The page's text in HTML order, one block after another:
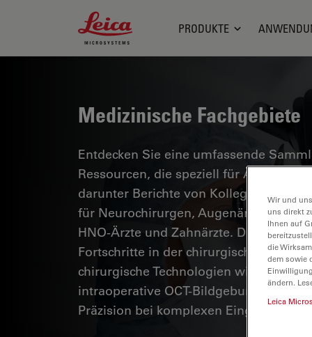
Leica Microsystems Logo
PRODUKTE
Medizinische Fachgebiete
Entdecken Sie eine umfassende
Ressourcen, die speziell für Ärzte im
darunter Berichte von Kollegen,
für Neurochirurgen, Augenärzte,
HNO-Ärzte und Zahnärzte. Diese
Fortschritte in der chirurgischen
chirurgische Technologien wie AR-
intraoperative OCT-Bildgebung eine
Präzision bei komplexen Eingriffen
Wir und
uns direkt
Ihnen auf
die
dem sowie
ändern.
Leica